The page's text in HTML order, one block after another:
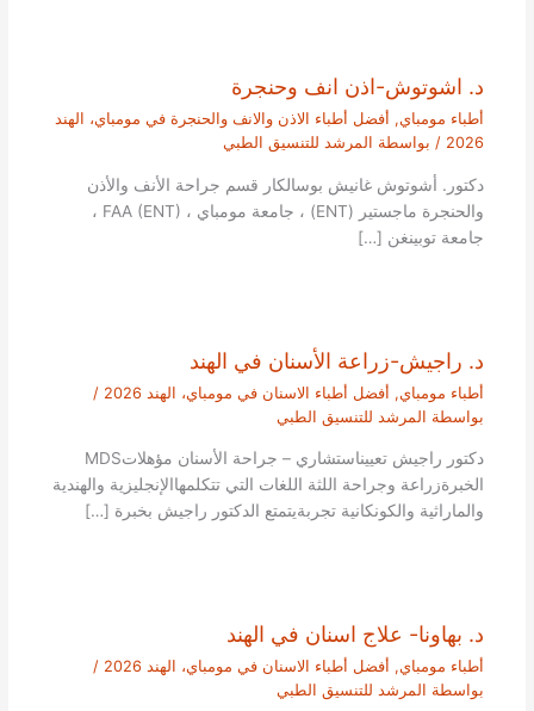
د. اشوتوش-اذن انف وحنجرة
أطباء مومباي, أفضل أطباء الاذن والانف والحنجرة في مومباي، الهند
2026 / بواسطة المرشد للتنسيق الطبي
دكتور. أشوتوش غانيش بوسالكار قسم جراحة الأنف والأذن
والحنجرة ماجستير (ENT) ، جامعة مومباي ، FAA (ENT) ،
جامعة توبينغن […]
د. راجيش-زراعة الأسنان في الهند
أطباء مومباي, أفضل أطباء الاسنان في مومباي، الهند 2026
/
بواسطة المرشد للتنسيق الطبي
دكتور راجيش تعييناستشاري – جراحة الأسنان مؤهلاتMDS
الخبرةزراعة وجراحة اللثة اللغات التي تتكلمهاالإنجليزية والهندية
والماراثية والكونكانية تجربةيتمتع الدكتور راجيش بخبرة […]
د. بهاونا- علاج اسنان في الهند
أطباء مومباي, أفضل أطباء الاسنان في مومباي، الهند 2026
/
بواسطة المرشد للتنسيق الطبي